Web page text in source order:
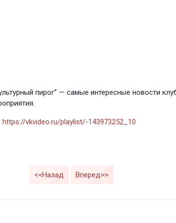
пирог” — самые интересные новости
https://vkvideo.ru/playlist/-143973252_10
<<Назад Вперед>>